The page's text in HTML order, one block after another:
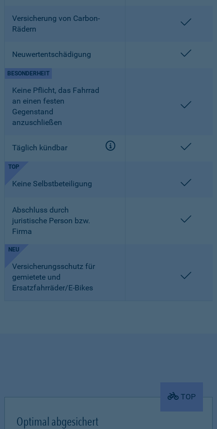
Versicherung von Carbon-
Rädern
Neuwertentschädigung
Keine Pflicht, das Fahrrad
an einen festen
Gegenstand
anzuschließen
BESONDERHEIT
Täglich kündbar
TOP
Keine Selbstbeteiligung
Abschluss durch
juristische Person bzw.
Firma
NEU
Versicherungsschutz für
gemietete und
Ersatzfahrräder/E-Bikes
TOP
Optimal abgesichert